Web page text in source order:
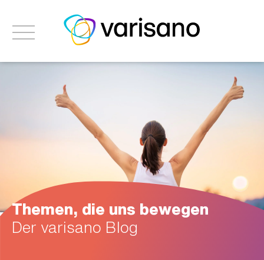
Themen, die uns bewegen
Der varisano Blog